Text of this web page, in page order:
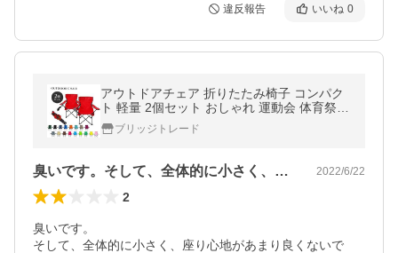
違反報告 いいね 0
アウトドアチェア 折りたたみ椅子 コンパク
ト 軽量 2個セット おしゃれ 運動会 体育祭 B
BQ キャンプ スポーツ観戦 送料無料
ブリッジトレード
臭いです。そして、全体的に小さく、座り… 2022/6/22
2
臭いです。
そして、全体的に小さく、座り心地があまり良くないで